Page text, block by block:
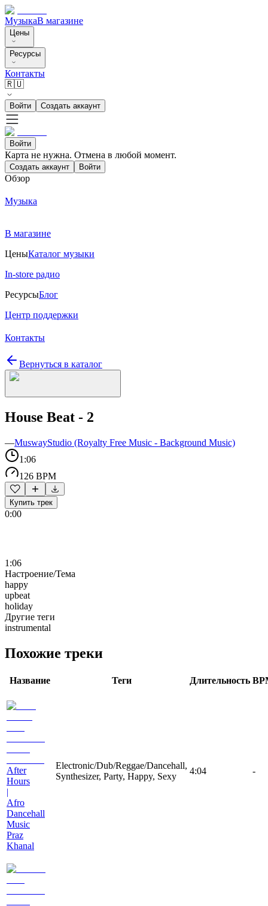
МузыкаВ магазине
Цены
Ресурсы
Контакты
🇷🇺
Войти Создать аккаунт
Войти
Карта не нужна. Отмена в любой момент.
Создать аккаунт Войти
Обзор
Музыка
В магазине
ЦеныКаталог музыки
In-store радио
РесурсыБлог
Центр поддержки
Контакты
Вернуться в каталог
House Beat - 2
—MuswayStudio (Royalty Free Music - Background Music)
1:06
126 BPM
Купить трек
0:00
1:06
Настроение/Тема
happy
upbeat
holiday
Другие теги
instrumental
Похожие треки
Название Теги Длительность
After
Hours
|
Afro
Dancehall
Music
Praz
Khanal
Electronic/Dub/Reggae/Dancehall,
Synthesizer, Party, Happy, Sexy
4:04 -